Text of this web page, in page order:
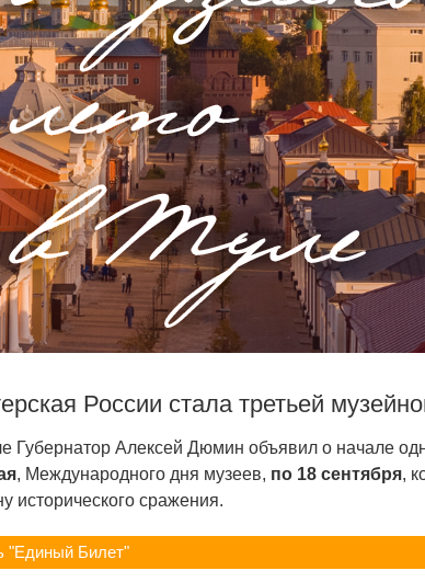
России стала третьей
Губернатор Алексей Дюмин объявил о начале
, Международного дня музеев, по 18 сентября,
исторического сражения.
"Единый Билет"